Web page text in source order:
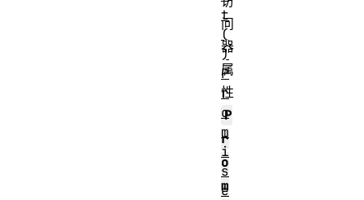
问
器
属
性
P
r
o
m
t
(
)
P
r
o
m
i
s
e